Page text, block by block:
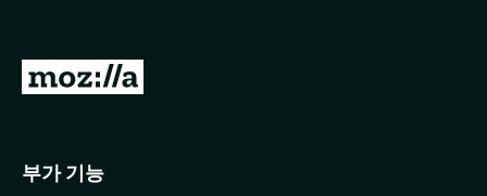
M
부가 기능